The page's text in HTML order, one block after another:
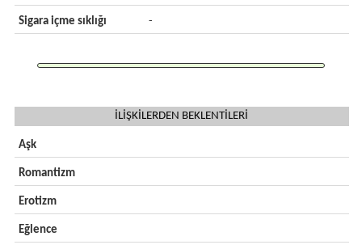
Sigara içme sıklığı -
İLİŞKİLERDEN BEKLENTİLERİ
Aşk
Romantizm
Erotizm
Eğlence